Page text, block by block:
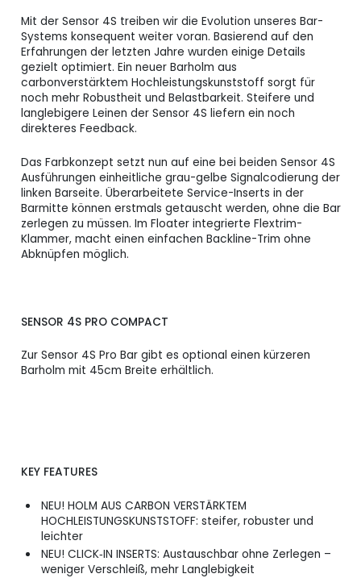
Mit der Sensor 4S treiben wir die Evolution unseres Bar-
Systems konsequent weiter voran. Basierend auf den
Erfahrungen der letzten Jahre wurden einige Details
gezielt optimiert. Ein neuer Barholm aus
carbonverstärktem Hochleistungskunststoff sorgt für
noch mehr Robustheit und Belastbarkeit. Steifere und
langlebigere Leinen der Sensor 4S liefern ein noch
direkteres Feedback.
Das Farbkonzept setzt nun auf eine bei beiden Sensor 4S
Ausführungen einheitliche grau-gelbe Signalcodierung der
linken Barseite. Überarbeitete Service-Inserts in der
Barmitte können erstmals getauscht werden, ohne die Bar
zerlegen zu müssen. Im Floater integrierte Flextrim-
Klammer, macht einen einfachen Backline-Trim ohne
Abknüpfen möglich.
SENSOR 4S PRO COMPACT
Zur Sensor 4S Pro Bar gibt es optional einen kürzeren
Barholm mit 45cm Breite erhältlich.
KEY FEATURES
NEU! HOLM AUS CARBON VERSTÄRKTEM
HOCHLEISTUNGSKUNSTSTOFF: steifer, robuster und
leichter
NEU! CLICK‑IN INSERTS: Austauschbar ohne Zerlegen –
weniger Verschleiß, mehr Langlebigkeit